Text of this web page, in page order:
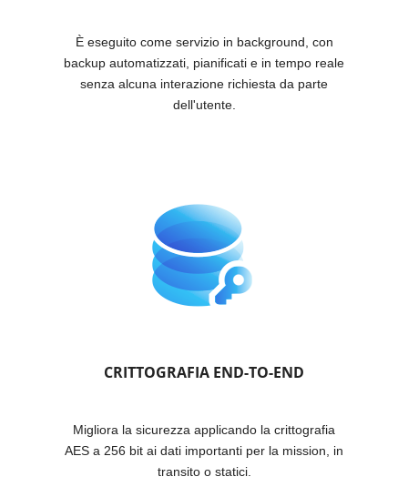
È eseguito come servizio in background, con
backup automatizzati, pianificati e in tempo reale
senza alcuna interazione richiesta da parte
dell'utente.
CRITTOGRAFIA END-TO-END
Migliora la sicurezza applicando la crittografia
AES a 256 bit ai dati importanti per la mission, in
transito o statici.